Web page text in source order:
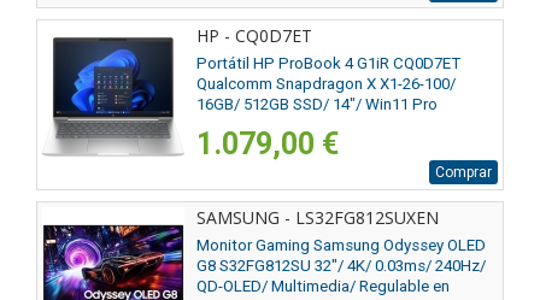
HP - CQ0D7ET
Portátil HP ProBook 4 G1iR CQ0D7ET
Qualcomm Snapdragon X X1-26-100/
16GB/ 512GB SSD/ 14"/ Win11 Pro
1.079,00 €
Comprar
SAMSUNG - LS32FG812SUXEN
Monitor Gaming Samsung Odyssey OLED
G8 S32FG812SU 32"/ 4K/ 0.03ms/ 240Hz/
QD-OLED/ Multimedia/ Regulable en